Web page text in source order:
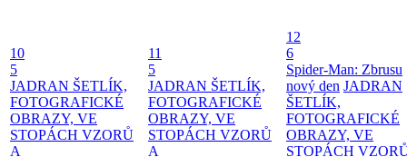
10
5
JADRAN ŠETLÍK,
FOTOGRAFICKÉ
OBRAZY, VE
STOPÁCH VZORŮ
A
11
5
JADRAN ŠETLÍK,
FOTOGRAFICKÉ
OBRAZY, VE
STOPÁCH VZORŮ
A
12
6
Spider-Man: Zbrusu
nový den JADRAN
ŠETLÍK,
FOTOGRAFICKÉ
OBRAZY, VE
STOPÁCH